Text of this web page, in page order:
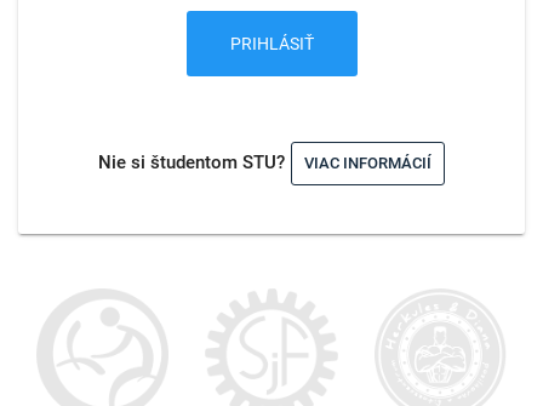
PRIHLÁSIŤ
Nie si študentom STU? VIAC INFORMÁCIÍ